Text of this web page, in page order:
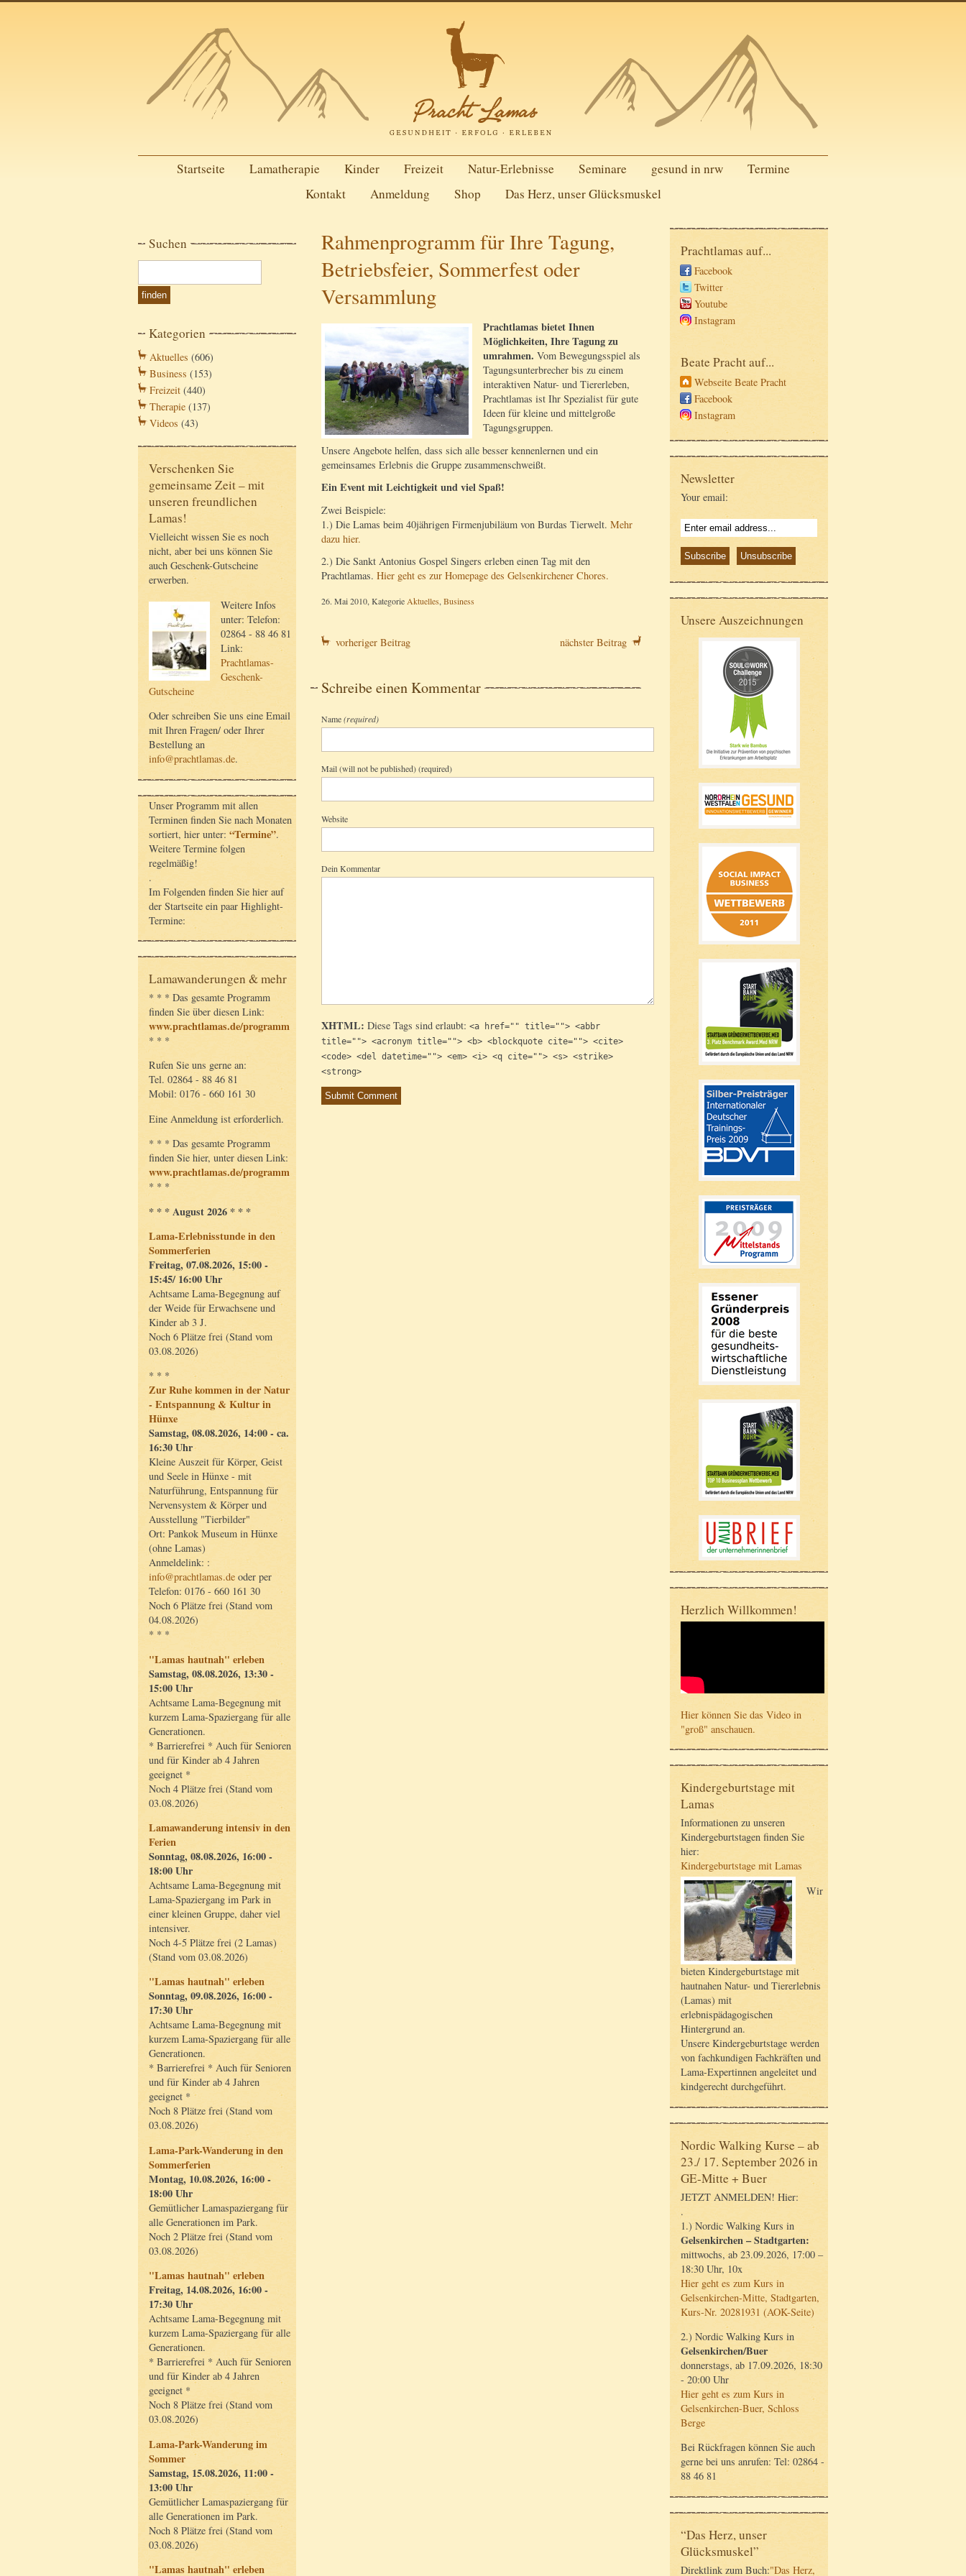
Startseite Lamatherapie Kinder Freizeit Natur-Erlebnisse Seminare gesund in nrw
Termine
Kontakt
Anmeldung Shop Das Herz, unser Glücksmuskel
Suchen
Kategorien
Aktuelles (606)
Business (153)
Freizeit (440)
Therapie (137)
Videos (43)
Verschenken Sie
gemeinsame Zeit – mit
unseren freundlichen
Lamas!
Vielleicht wissen Sie es noch
nicht, aber bei uns können Sie
auch Geschenk-Gutscheine
erwerben.
Weitere Infos
unter: Telefon:
02864 - 88 46 81
Link:
Prachtlamas-
Geschenk-
Gutscheine
Oder schreiben Sie uns eine Email
mit Ihren Fragen/ oder Ihrer
Bestellung an
info@prachtlamas.de.
Unser Programm mit allen
Terminen finden Sie nach Monaten
sortiert, hier unter: “Termine”.
Weitere Termine folgen
regelmäßig!
.
Im Folgenden finden Sie hier auf
der Startseite ein paar Highlight-
Termine:
Lamawanderungen & mehr
* * * Das gesamte Programm
finden Sie über diesen Link:
www.prachtlamas.de/programm
* * *
Rufen Sie uns gerne an:
Tel. 02864 - 88 46 81
Mobil: 0176 - 660 161 30
Eine Anmeldung ist erforderlich.
* * * Das gesamte Programm
finden Sie hier, unter diesen Link:
www.prachtlamas.de/programm
* * *
* * * August 2026 * * *
Lama-Erlebnisstunde in den
Sommerferien
Freitag, 07.08.2026, 15:00 -
15:45/ 16:00 Uhr
Achtsame Lama-Begegnung auf
der Weide für Erwachsene und
Kinder ab 3 J.
Noch 6 Plätze frei (Stand vom
03.08.2026)
* * *
Zur Ruhe kommen in der Natur
- Entspannung & Kultur in
Hünxe
Samstag, 08.08.2026, 14:00 - ca.
16:30 Uhr
Kleine Auszeit für Körper, Geist
und Seele in Hünxe - mit
Naturführung, Entspannung für
Nervensystem & Körper und
Ausstellung "Tierbilder"
Ort: Pankok Museum in Hünxe
(ohne Lamas)
Anmeldelink: :
info@prachtlamas.de oder per
Telefon: 0176 - 660 161 30
Noch 6 Plätze frei (Stand vom
04.08.2026)
* * *
"Lamas hautnah" erleben
Samstag, 08.08.2026, 13:30 -
15:00 Uhr
Achtsame Lama-Begegnung mit
kurzem Lama-Spaziergang für alle
Generationen.
* Barrierefrei * Auch für Senioren
und für Kinder ab 4 Jahren
geeignet *
Noch 4 Plätze frei (Stand vom
03.08.2026)
Lamawanderung intensiv in den
Ferien
Sonntag, 08.08.2026, 16:00 -
18:00 Uhr
Achtsame Lama-Begegnung mit
Lama-Spaziergang im Park in
einer kleinen Gruppe, daher viel
intensiver.
Noch 4-5 Plätze frei (2 Lamas)
(Stand vom 03.08.2026)
"Lamas hautnah" erleben
Sonntag, 09.08.2026, 16:00 -
17:30 Uhr
Achtsame Lama-Begegnung mit
kurzem Lama-Spaziergang für alle
Generationen.
* Barrierefrei * Auch für Senioren
und für Kinder ab 4 Jahren
geeignet *
Noch 8 Plätze frei (Stand vom
03.08.2026)
Lama-Park-Wanderung in den
Sommerferien
Montag, 10.08.2026, 16:00 -
18:00 Uhr
Gemütlicher Lamaspaziergang für
alle Generationen im Park.
Noch 2 Plätze frei (Stand vom
03.08.2026)
"Lamas hautnah" erleben
Freitag, 14.08.2026, 16:00 -
17:30 Uhr
Achtsame Lama-Begegnung mit
kurzem Lama-Spaziergang für alle
Generationen.
* Barrierefrei * Auch für Senioren
und für Kinder ab 4 Jahren
geeignet *
Noch 8 Plätze frei (Stand vom
03.08.2026)
Lama-Park-Wanderung im
Sommer
Samstag, 15.08.2026, 11:00 -
13:00 Uhr
Gemütlicher Lamaspaziergang für
alle Generationen im Park.
Noch 8 Plätze frei (Stand vom
03.08.2026)
"Lamas hautnah" erleben
Rahmenprogramm für Ihre Tagung,
Betriebsfeier, Sommerfest oder
Versammlung
Prachtlamas bietet Ihnen
Möglichkeiten, Ihre Tagung zu
umrahmen. Vom Bewegungsspiel als
Tagungsunterbrecher bis zu einem
interaktiven Natur- und Tiererleben,
Prachtlamas ist Ihr Spezialist für gute
Ideen für kleine und mittelgroße
Tagungsgruppen.
Unsere Angebote helfen, dass sich alle besser kennenlernen und ein
gemeinsames Erlebnis die Gruppe zusammenschweißt.
Ein Event mit Leichtigkeit und viel Spaß!
Zwei Beispiele:
1.) Die Lamas beim 40jährigen Firmenjubiläum von Burdas Tierwelt. Mehr
dazu hier.
2.) Die Sankt Antonius Gospel Singers erleben einen Tag mit den
Prachtlamas. Hier geht es zur Homepage des Gelsenkirchener Chores.
26. Mai 2010, Kategorie Aktuelles Business
vorheriger Beitrag nächster Beitrag
Schreibe einen Kommentar
Name(required)
Mail (will not be published) (required)
Website
Dein Kommentar
XHTML: Diese Tags sind erlaubt: <a href="" title=""> <abbr
title=""> <acronym title=""> <b> <blockquote cite=""> <cite>
<code> <del datetime=""> <em> <i> <q cite=""> <s> <strike>
<strong>
Prachtlamas auf...
Facebook
Twitter
Youtube
Instagram
Beate Pracht auf...
Webseite Beate Pracht
Facebook
Instagram
Newsletter
Your email:
Unsere Auszeichnungen
Herzlich Willkommen!
Hier können Sie das Video in
"groß" anschauen.
Kindergeburtstage mit
Lamas
Informationen zu unseren
Kindergeburtstagen finden Sie
hier:
Kindergeburtstage mit Lamas
Wir
bieten Kindergeburtstage mit
hautnahen Natur- und Tiererlebnis
(Lamas) mit
erlebnispädagogischen
Hintergrund an.
Unsere Kindergeburtstage werden
von fachkundigen Fachkräften und
Lama-Expertinnen angeleitet und
kindgerecht durchgeführt.
Nordic Walking Kurse – ab
23./ 17. September 2026 in
GE-Mitte + Buer
JETZT ANMELDEN! Hier:
.
1.) Nordic Walking Kurs in
Gelsenkirchen – Stadtgarten:
mittwochs, ab 23.09.2026, 17:00 –
18:30 Uhr, 10x
Hier geht es zum Kurs in
Gelsenkirchen-Mitte, Stadtgarten,
Kurs-Nr. 20281931 (AOK-Seite)
2.) Nordic Walking Kurs in
Gelsenkirchen/Buer
donnerstags, ab 17.09.2026, 18:30
- 20:00 Uhr
Hier geht es zum Kurs in
Gelsenkirchen-Buer, Schloss
Berge
Bei Rückfragen können Sie auch
gerne bei uns anrufen: Tel: 02864 -
88 46 81
“Das Herz, unser
Glücksmuskel”
Direktlink zum Buch:"Das Herz,